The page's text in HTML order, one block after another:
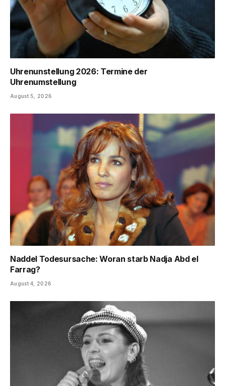
Uhrenunstellung 2026: Termine der
Uhrenumstellung
August 5, 2026
Naddel Todesursache: Woran starb Nadja Abd el
Farrag?
August 4, 2026